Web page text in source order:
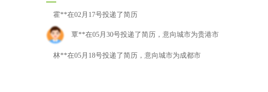
霍**在02月17号投递了简历
覃**在05月30号投递了简历，意向城市为贵港市
林**在05月18号投递了简历，意向城市为成都市